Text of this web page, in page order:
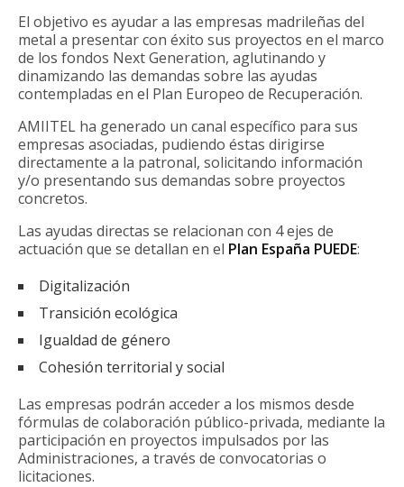
El objetivo es ayudar a las empresas madrileñas del
metal a presentar con éxito sus proyectos en el marco
de los fondos Next Generation, aglutinando y
dinamizando las demandas sobre las ayudas
contempladas en el Plan Europeo de Recuperación.
AMIITEL ha generado un canal específico para sus
empresas asociadas, pudiendo éstas dirigirse
directamente a la patronal, solicitando información
y/o presentando sus demandas sobre proyectos
concretos.
Las ayudas directas se relacionan con 4 ejes de
actuación que se detallan en el Plan España PUEDE:
Digitalización
Transición ecológica
Igualdad de género
Cohesión territorial y social
Las empresas podrán acceder a los mismos desde
fórmulas de colaboración público-privada, mediante la
participación en proyectos impulsados por las
Administraciones, a través de convocatorias o
licitaciones.